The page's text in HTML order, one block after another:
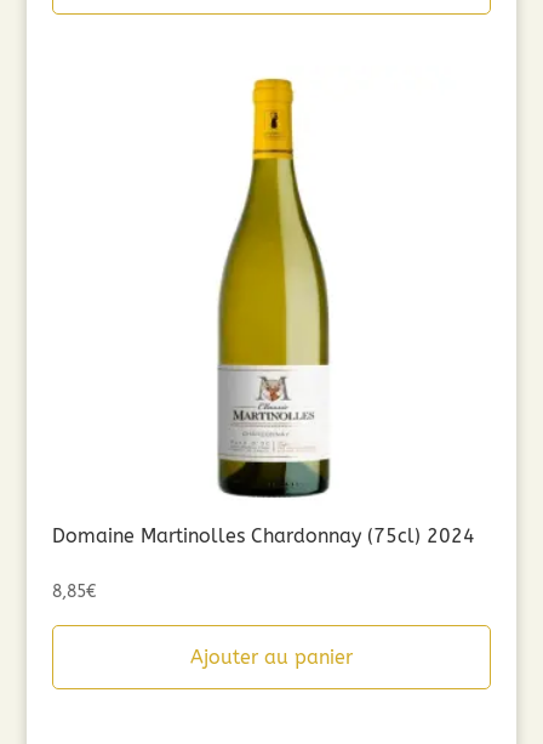
Domaine Martinolles Chardonnay (75cl) 2024
8,85€
Ajouter au panier